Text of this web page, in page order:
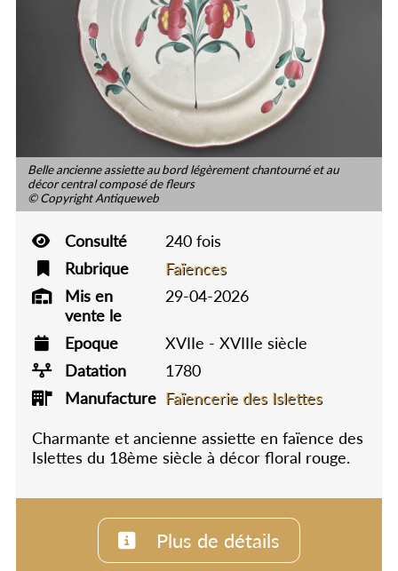
Belle ancienne assiette au bord légèrement chantourné et au
décor central composé de fleurs
© Copyright Antiqueweb
Consulté
240 fois
Rubrique
Faïences
Mis en
vente le
29-04-2026
Epoque
XVIIe - XVIIIe siècle
Datation
1780
Manufacture Faïencerie des Islettes
Charmante et ancienne assiette en faïence des
Islettes du 18ème siècle à décor floral rouge.
Plus de détails